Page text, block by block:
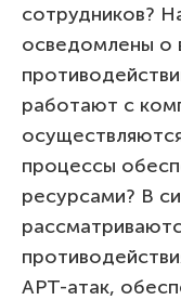
сотрудников?
осведомлены о
работают с
процессы
ресурсами? В
APT-атак,